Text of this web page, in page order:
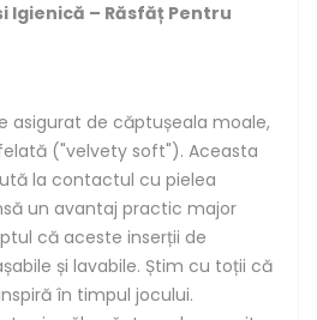
Igienică – Răsfăț Pentru
asigurat de căptușeala moale,
("velvety soft"). Aceasta
la contactul cu pielea
un avantaj practic major
că aceste inserții de
și lavabile. Știm cu toții că
în timpul jocului.